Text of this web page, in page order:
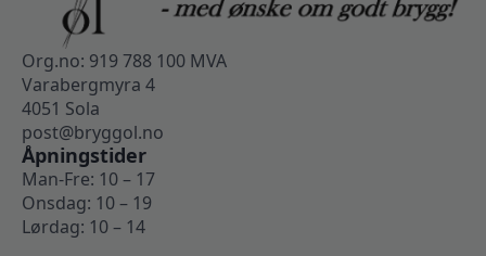
Org.no: 919 788 100 MVA
Varabergmyra 4
4051 Sola
post@bryggol.no
Åpningstider
Man-Fre: 10 – 17
Onsdag: 10 – 19
Lørdag: 10 – 14